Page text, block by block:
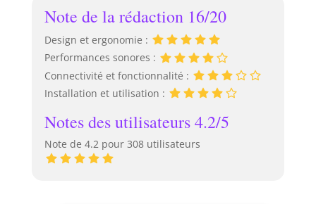
Note de la rédaction 16/20
Design et ergonomie :
Performances sonores :
Connectivité et fonctionnalité :
Installation et utilisation :
Notes des utilisateurs 4.2/5
Note de 4.2 pour 308 utilisateurs